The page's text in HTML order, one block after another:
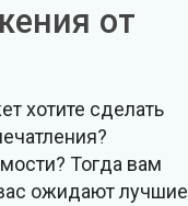
от
хотите сделать
Тогда вам
ожидают лучшие